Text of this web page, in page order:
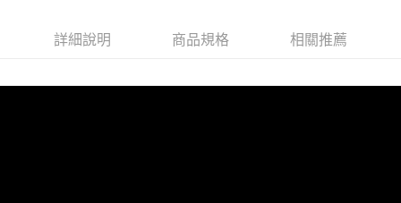
３．未成年的使用者請事先徵得法定代理人或監護人之同意方可使用
詳細說明 商品規格 相關推薦